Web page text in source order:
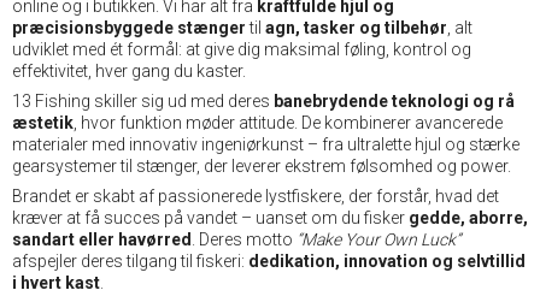
online og i butikken. Vi har alt fra kraftfulde hjul og
præcisionsbyggede stængertil agn, tasker og tilbehør, alt
udviklet med ét formål: at give dig maksimal føling, kontrol og
effektivitet, hver gang du kaster.
13 Fishing skiller sig ud med deres banebrydende teknologi og rå
æstetik, hvor funktion møder attitude. De kombinerer avancerede
materialer med innovativ ingeniørkunst – fra ultralette hjul og stærke
gearsystemer til stænger, der leverer ekstrem følsomhed og power.
Brandet er skabt af passionerede lystfiskere, der forstår, hvad det
kræver at få succes på vandet – uanset om du fisker gedde, aborre,
sandart eller havørred. Deres motto “Make Your Own Luck”
afspejler deres tilgang til fiskeri: dedikation, innovation og selvtillid
i hvert kast.